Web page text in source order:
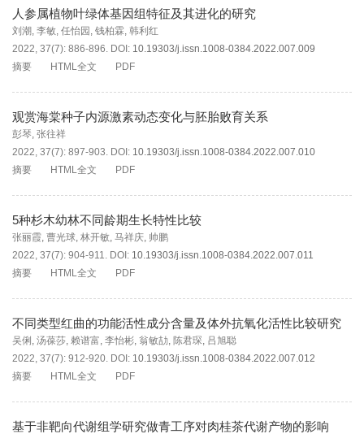
人参属植物叶绿体基因组特征及其进化的研究
刘潮, 李敏, 任怡园 , 钱柏霖, 韩利红
2022, 37(7): 886-896. DOI: 10.19303/j.issn.1008-0384.2022.007.009
摘要
HTML全文 PDF
观赏海棠种子内源激素动态变化与胚胎败育关系
彭琴, 张往祥
2022, 37(7): 897-903. DOI: 10.19303/j.issn.1008-0384.2022.007.010
摘要
HTML全文 PDF
5种杉木幼林不同龄期生长特性比较
张丽霞, 曹光球, 林开敏, 马祥庆, 帅鹏
2022, 37(7): 904-911. DOI: 10.19303/j.issn.1008-0384.2022.007.011
摘要
HTML全文 PDF
不同类型红曲的功能活性成分含量及体外抗氧化活性比较研究
吴俐 , 汤葆莎, 赖谱富, 李怡彬, 翁敏劼, 陈君琛, 吕旭聪
2022, 37(7): 912-920. DOI: 10.19303/j.issn.1008-0384.2022.007.012
摘要
HTML全文 PDF
基于非靶向代谢组学研究做青工序对肉桂茶代谢产物的影响